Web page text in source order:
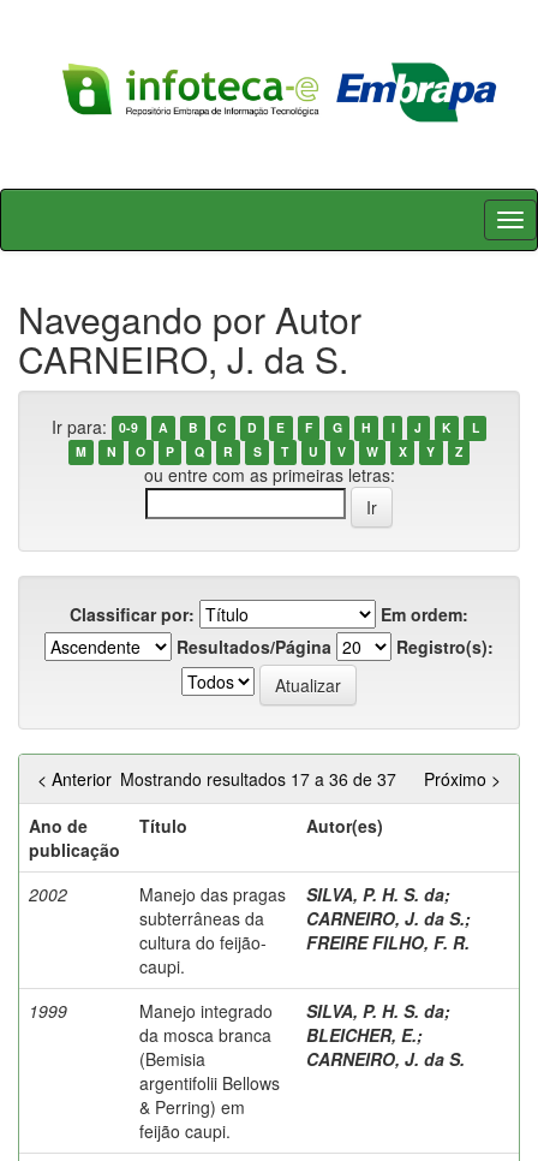
Skip
Navegando por Autor
CARNEIRO, J. da S.
Ir para: 0-9 A B C D E F G H I J K
L
M
N O P Q R S T U V W X Y Z
ou entre com as primeiras letras:
Classificar por:
Em ordem:
Resultados/Página
Registro(s):
Mostrando resultados 17 a 36 de 37
< Anterior
Próximo >
Ano de
publicação
Título Autor(es)
2002
Manejo das pragas
subterrâneas da
cultura do feijão-
caupi.
SILVA, P. H. S. da;
CARNEIRO, J. da S.;
FREIRE FILHO, F. R.
1999
Manejo integrado
da mosca branca
(Bemisia
argentifolii Bellows
& Perring) em
feijão caupi.
SILVA, P. H. S. da;
BLEICHER, E.;
CARNEIRO, J. da S.